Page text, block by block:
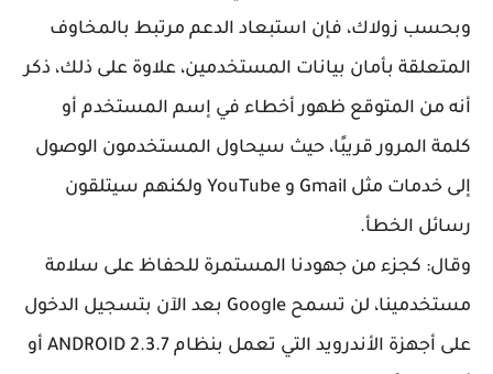
وبحسب زولاك، فإن استبعاد الدعم مرتبط بالمخاوف
المتعلقة بأمان بيانات المستخدمين، علاوة على ذلك، ذكر
أنه من المتوقع ظهور أخطاء في إسم المستخدم أو
كلمة المرور قريبًا، حيث سيحاول المستخدمون الوصول
إلى خدمات مثل Gmail و YouTube ولكنهم سيتلقون
رسائل الخطأ.
وقال: كجزء من جهودنا المستمرة للحفاظ على سلامة
مستخدمينا، لن تسمح Google بعد الآن بتسجيل الدخول
على أجهزة الأندرويد التي تعمل بنظام ANDROID 2.3.7 أو